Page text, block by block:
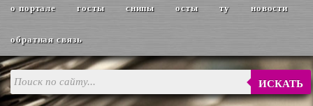
о портале госты снипы осты ту новости
обратная связь
ИСКАТЬ